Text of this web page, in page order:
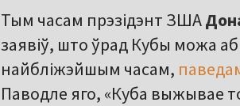
Тым часам прэзідэнт ЗША
заявіў, што ўрад Кубы можа
найбліжэйшым часам,
Паводле яго, «Куба выжывае